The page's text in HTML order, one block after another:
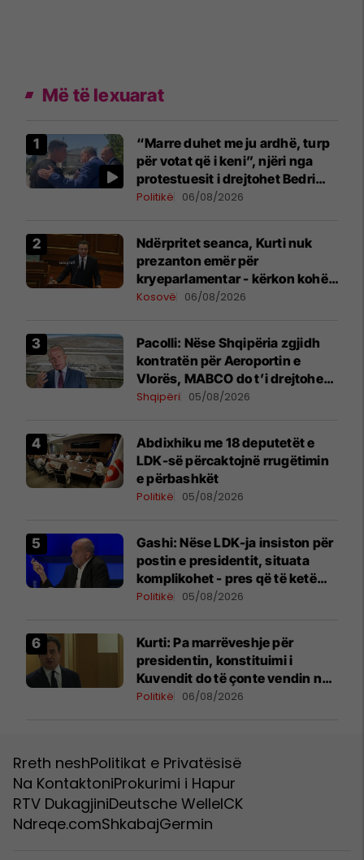
Më të lexuarat
“Marre duhet me ju ardhë, turp
për votat që i keni”, njëri nga
protestuesit i drejtohet Bedri
Hamzës
Politikë 06/08/2026
Ndërpritet seanca, Kurti nuk
prezanton emër për
kryeparlamentar - kërkon kohë
shtesë për marrëveshje politike
Kosovë 06/08/2026
Pacolli: Nëse Shqipëria zgjidh
kontratën për Aeroportin e
Vlorës, MABCO do t’i drejtohet
arbitrazhit ndërkombëtar
Shqipëri 05/08/2026
Abdixhiku me 18 deputetët e
LDK-së përcaktojnë rrugëtimin
e përbashkët
Politikë 05/08/2026
Gashi: Nëse LDK-ja insiston për
postin e presidentit, situata
komplikohet - pres që të ketë
lëshim
Politikë 05/08/2026
Kurti: Pa marrëveshje për
presidentin, konstituimi i
Kuvendit do të çonte vendin në
zgjedhje të reja
Politikë 06/08/2026
Rreth neshPolitikat e Privatësisë
Na KontaktoniProkurimi i Hapur
RTV DukagjiniDeutsche WelleICK
Ndreqe.comShkabajGermin